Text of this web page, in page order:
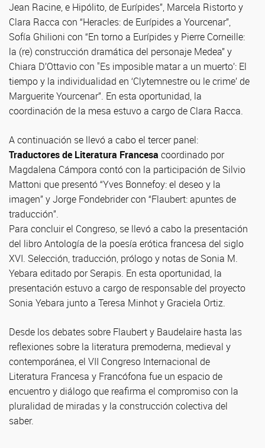
Jean Racine, e Hipólito, de Eurípides”, Marcela Ristorto y
Clara Racca con “Heracles: de Eurípides a Yourcenar”,
Sofía Ghilioni con “En torno a Eurípides y Pierre Corneille:
la (re) construcción dramática del personaje Medea” y
Chiara D’Ottavio con "Es imposible matar a un muerto’: El
tiempo y la individualidad en ‘Clytemnestre ou le crime’ de
Marguerite Yourcenar”. En esta oportunidad, la
coordinación de la mesa estuvo a cargo de Clara Racca.
A continuación se llevó a cabo el tercer panel:
Traductores de Literatura Francesa coordinado por
Magdalena Cámpora contó con la participación de Silvio
Mattoni que presentó “Yves Bonnefoy: el deseo y la
imagen” y Jorge Fondebrider con “Flaubert: apuntes de
traducción”.
Para concluir el Congreso, se llevó a cabo la presentación
del libro Antología de la poesía erótica francesa del siglo
XVI. Selección, traducción, prólogo y notas de Sonia M.
Yebara editado por Serapis. En esta oportunidad, la
presentación estuvo a cargo de responsable del proyecto
Sonia Yebara junto a Teresa Minhot y Graciela Ortiz.
Desde los debates sobre Flaubert y Baudelaire hasta las
reflexiones sobre la literatura premoderna, medieval y
contemporánea, el VII Congreso Internacional de
Literatura Francesa y Francófona fue un espacio de
encuentro y diálogo que reafirma el compromiso con la
pluralidad de miradas y la construcción colectiva del
saber.